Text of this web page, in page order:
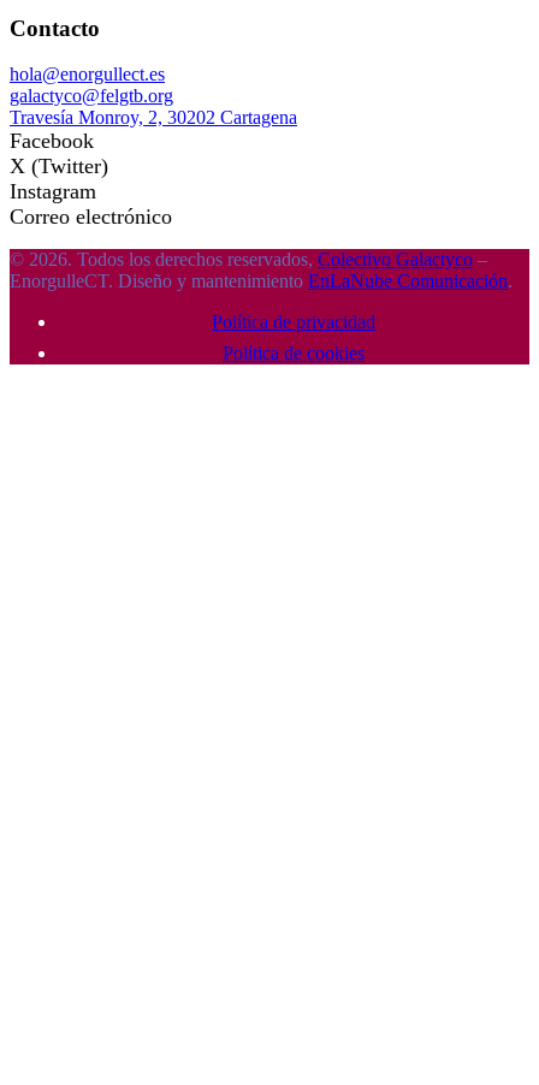
Contacto
hola@enorgullect.es
galactyco@felgtb.org
Travesía Monroy, 2, 30202 Cartagena
Facebook
X (Twitter)
Instagram
Correo electrónico
© 2026. Todos los derechos reservados, Colectivo Galactyco –
EnorgulleCT. Diseño y mantenimiento EnLaNube Comunicación.
Política de privacidad
Política de cookies